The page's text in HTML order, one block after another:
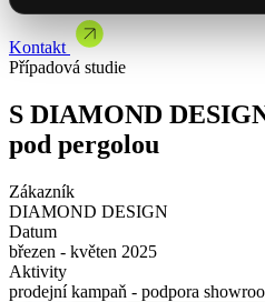
Brandová kampaň spojená s
Mohlo by Vás zajímat
Mýty a mylné představy
Mohlo by Vás zajímat
Články & studie
Nabídka spolupráce
Vybrat termín
Kontakt
Případová studie
S DIAMOND
pod pergolou
Zákazník
DIAMOND DESIGN
Datum
březen - květen 2025
Aktivity
prodejní kampaň - podpora